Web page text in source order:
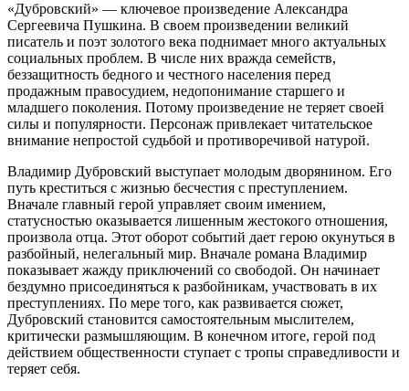
«Дубровский» — ключевое произведение Александра
Сергеевича Пушкина. В своем произведении великий
писатель и поэт золотого века поднимает много актуальных
социальных проблем. В числе них вражда семейств,
беззащитность бедного и честного населения перед
продажным правосудием, недопонимание старшего и
младшего поколения. Потому произведение не теряет своей
силы и популярности. Персонаж привлекает читательское
внимание непростой судьбой и противоречивой натурой.
Владимир Дубровский выступает молодым дворянином. Его
путь креститься с жизнью бесчестия с преступлением.
Вначале главный герой управляет своим имением,
статусностью оказывается лишенным жестокого отношения,
произвола отца. Этот оборот событий дает герою окунуться в
разбойный, нелегальный мир. Вначале романа Владимир
показывает жажду приключений со свободой. Он начинает
бездумно присоединяться к разбойникам, участвовать в их
преступлениях. По мере того, как развивается сюжет,
Дубровский становится самостоятельным мыслителем,
критически размышляющим. В конечном итоге, герой под
действием общественности ступает с тропы справедливости и
теряет себя.